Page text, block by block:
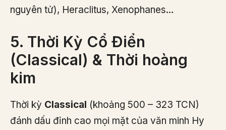
nguyên tử), Heraclitus, Xenophanes…
5. Thời Kỳ Cổ Điển
(Classical) & Thời hoàng
kim
Thời kỳ Classical (khoảng 500 – 323 TCN)
đánh dấu đỉnh cao mọi mặt của văn minh Hy